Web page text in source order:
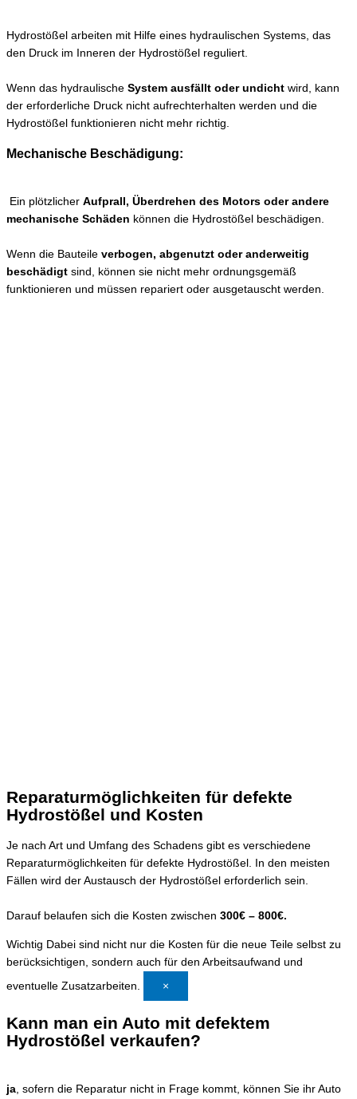
Hydrostößel arbeiten mit Hilfe eines hydraulischen Systems, das
den Druck im Inneren der Hydrostößel reguliert.
Wenn das hydraulische System ausfällt oder undicht wird, kann
der erforderliche Druck nicht aufrechterhalten werden und die
Hydrostößel funktionieren nicht mehr richtig.
Mechanische Beschädigung:
Ein plötzlicher Aufprall, Überdrehen des Motors oder andere
mechanische Schäden können die Hydrostößel beschädigen.
Wenn die Bauteile verbogen, abgenutzt oder anderweitig
beschädigt sind, können sie nicht mehr ordnungsgemäß
funktionieren und müssen repariert oder ausgetauscht werden.
Reparaturmöglichkeiten für defekte
Hydrostößel und Kosten
Je nach Art und Umfang des Schadens gibt es verschiedene
Reparaturmöglichkeiten für defekte Hydrostößel. In den meisten
Fällen wird der Austausch der Hydrostößel erforderlich sein.
Darauf belaufen sich die Kosten zwischen 300€ – 800€.
Wichtig Dabei sind nicht nur die Kosten für die neue Teile selbst zu
berücksichtigen, sondern auch für den Arbeitsaufwand und
eventuelle Zusatzarbeiten.
×
Kann man ein Auto mit defektem
Hydrostößel verkaufen?
ja , sofern die Reparatur nicht in Frage kommt, können Sie ihr Auto